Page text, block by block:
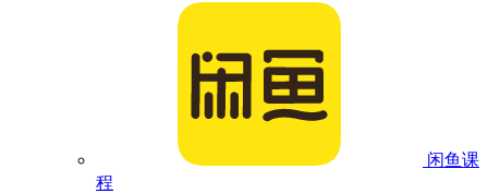
闲鱼课
程